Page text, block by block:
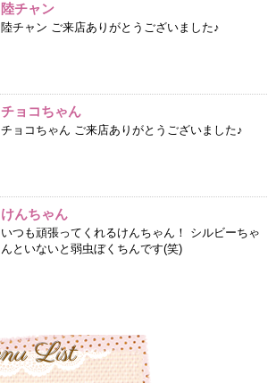
陸チャン
陸チャン ご来店ありがとうございました♪
チョコちゃん
チョコちゃん ご来店ありがとうございました♪
けんちゃん
いつも頑張ってくれるけんちゃん！ シルビーちゃ
んといないと弱虫ぼくちんです(笑)